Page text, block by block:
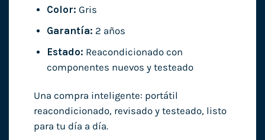
Color: Gris
Garantía: 2 años
Estado: Reacondicionado con
componentes nuevos y testeado
Una compra inteligente: portátil
reacondicionado, revisado y testeado, listo
para tu día a día.